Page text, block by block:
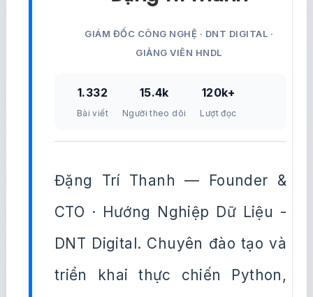
GIÁM ĐỐC CÔNG NGHỆ · DNT DIGITAL ·
GIẢNG VIÊN HNDL
1.332
Bài viết
15.4k
Người theo dõi
120k+
Lượt đọc
Đặng Trí Thanh — Founder &
CTO · Hướng Nghiệp Dữ Liệu -
DNT Digital. Chuyên đào tạo và
triển khai thực chiến Python,